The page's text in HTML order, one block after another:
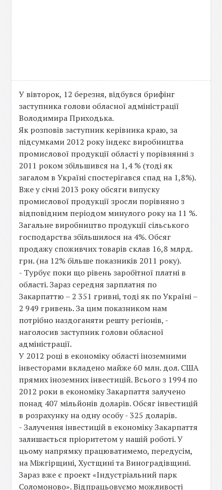
У вівторок, 12 березня, відбувся брифінг
заступника голови обласної адміністрації
Володимира Приходька.
Як розповів заступник керівника краю, за
підсумками 2012 року індекс виробництва
промислової продукції області у порівнянні з
2011 роком збільшився на 1,4 % (тоді як
загалом в Україні спостерігався спад на 1,8%).
Вже у січні 2013 року обсяги випуску
промислової продукції зросли порівняно з
відповідним періодом минулого року на 11 %.
Загальне виробництво продукції сільського
господарства збільшилося на 4%. Обсяг
продажу споживчих товарів склав 16,8 млрд.
грн. (на 12% більше показників 2011 року).
- Турбує поки що рівень заробітної платні в
області. Зараз середня зарплатня по
Закарпаттю – 2 351 гривні, тоді як по Україні –
2 949 гривень. За цим показником нам
потрібно наздоганяти решту регіонів, -
наголосив заступник голови обласної
адміністрації.
У 2012 році в економіку області іноземними
інвесторами вкладено майже 60 млн. дол. США
прямих іноземних інвестицій. Всього з 1994 по
2012 роки в економіку Закарпаття залучено
понад 407 мільйонів доларів. Обсяг інвестицій
в розрахунку на одну особу - 325 доларів.
- Залучення інвестицій в економіку Закарпаття
залишається пріоритетом у нашій роботі. У
цьому напрямку працюватимемо, передусім,
на Міжгірщині, Хустщині та Виноградівщині.
Зараз вже є проект «Індустріальний парк
Соломоново». Відпрацьовуємо можливості